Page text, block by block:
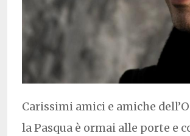
Carissimi amici e amiche
la Pasqua è ormai alle porte e